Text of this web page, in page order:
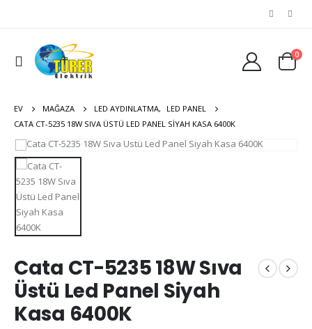
0
EV MAĞAZA LED AYDINLATMA,
LED PANEL
CATA CT-5235 18W SIVA ÜSTÜ LED PANEL SIYAH KASA 6400K
Cata CT-5235 18W Sıva
Üstü Led Panel Siyah
Kasa 6400K